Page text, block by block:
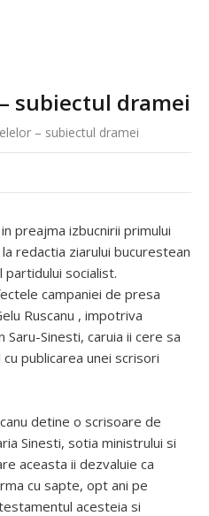
subiectul dramei
– subiectul dramei
preajma izbucnirii primului
redactia ziarului bucurestean
partidului socialist.
campaniei de presa
Ruscanu , impotriva
Sinesti, caruia ii cere sa
publicarea unei scrisori
detine o scrisoare de
Sinesti, sotia ministrului si
aceasta ii dezvaluie ca
cu sapte, opt ani pe
acesteia si